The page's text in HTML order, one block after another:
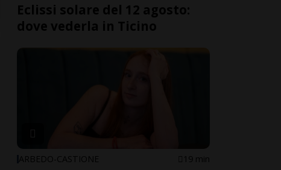
Eclissi solare del 12 agosto:
dove vederla in Ticino
ARBEDO-CASTIONE 19 min